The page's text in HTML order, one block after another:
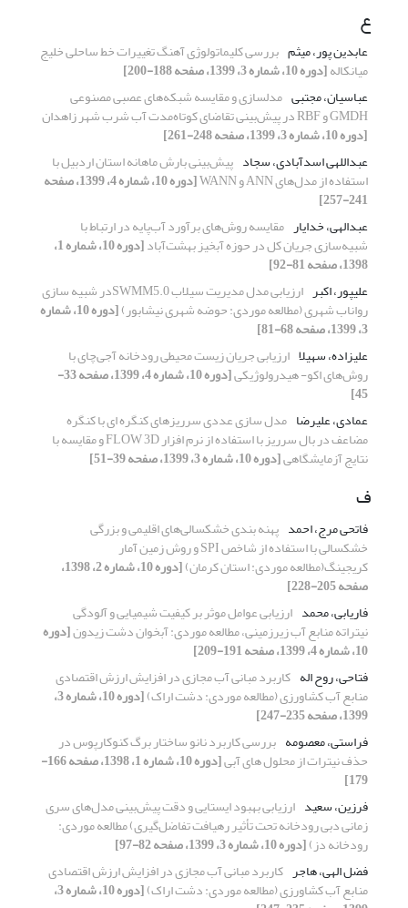
ع
عابدین پور، میثم بررسی کلیماتولوژی آهنگ تغییرات خط ساحلی خلیج
میانکاله[دوره 10، شماره 3، 1399، صفحه 188-200]
عباسیان، مجتبی مدلسازی و مقایسه شبکه‌های عصبی مصنوعی
GMDH و RBF در پیش‌بینی تقاضای کوتاه‌مدت آب شرب شهر زاهدان
[دوره 10، شماره 3، 1399، صفحه 248-261]
عبداللهی اسدآبادی، سجاد پیش‌بینی بارش ماهانه استان اردبیل با
استفاده از مدل‌های ANN و WANN [دوره 10، شماره 4، 1399، صفحه
241-257]
عبدالهی، خدایار مقایسه روش‌های برآورد آب‌پایه در ارتباط با
شبیه‌سازی جریان کل در حوزه آبخیز بهشت‌آباد [دوره 10، شماره 1،
1398، صفحه 81-92]
علیپور، اکبر
ارزیابی مدل مدیریت سیلاب SWMM5.0در شبیه سازی
رواناب شهری (مطالعه موردی: حوضه شهری نیشابور) [دوره 10، شماره
3، 1399، صفحه 68-81]
علیزاده، سهیلا ارزیابی جریان زیست محیطی رودخانه آجی‌چای با
روش‌های اکو- هیدرولوژیکی [دوره 10، شماره 4، 1399، صفحه 33-
45]
عمادی، علیرضا مدل سازی عددی سرریزهای کنگره ای با کنگره
مضاعف در بال سرریز با استفاده از نرم افزار FLOW 3D و مقایسه با
نتایج آزمایشگاهی[دوره 10، شماره 3، 1399، صفحه 39-51]
ف
فاتحی مرج، احمد پهنه بندی خشکسالی‌های اقلیمی و بزرگی
خشکسالی با استفاده از شاخص SPI و روش زمین آمار
کریجینگ(مطالعه موردی: استان کرمان) [دوره 10، شماره 2، 1398،
صفحه 205-228]
فاریابی، محمد ارزیابی عوامل موثر بر کیفیت شیمیایی و آلودگی
نیتراته منابع آب زیرزمینی، مطالعه موردی: آبخوان دشت زیدون[دوره
10، شماره 4، 1399، صفحه 191-209]
فتاحی، روح اله کاربرد مبانی آب مجازی در افزایش ارزش اقتصادی
منابع آب کشاورزی (مطالعه موردی: دشت اراک) [دوره 10، شماره 3،
1399، صفحه 235-247]
فراستی، معصومه بررسی کاربرد نانو ساختار برگ کنوکارپوس در
حذف نیترات از محلول های آبی [دوره 10، شماره 1، 1398، صفحه 166-
179]
فرزین، سعید ارزیابی بهبود ایستایی و دقت پیش‌بینی مدل‌های سری
زمانی دبی رودخانه تحت تأثیر رهیافت تفاضل‌گیری) مطالعه موردی:
رودخانه دز)[دوره 10، شماره 3، 1399، صفحه 82-97]
فضل الهی، هاجر کاربرد مبانی آب مجازی در افزایش ارزش اقتصادی
منابع آب کشاورزی (مطالعه موردی: دشت اراک) [دوره 10، شماره 3،